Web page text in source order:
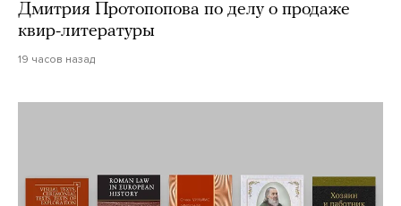
Дмитрия Протопопова по делу о продаже
квир-литературы
19 часов назад